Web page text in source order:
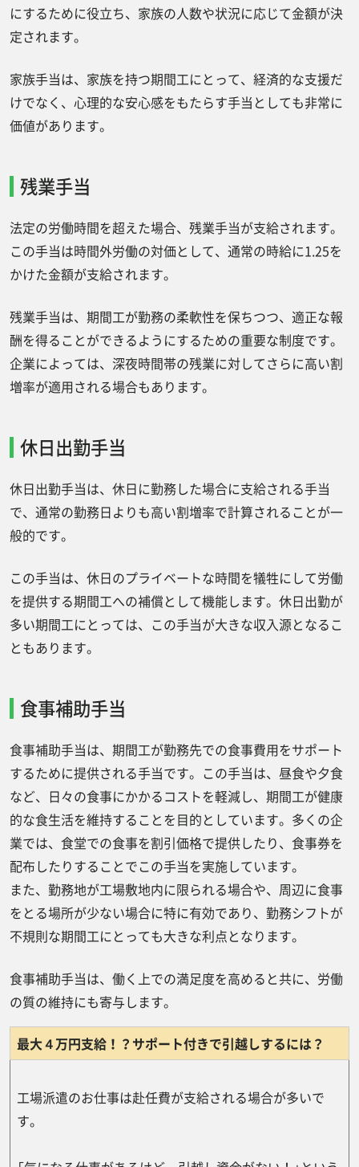
にするために役立ち、家族の人数や状況に応じて金額が決
定されます。
家族手当は、家族を持つ期間工にとって、経済的な支援だ
けでなく、心理的な安心感をもたらす手当としても非常に
価値があります。
残業手当
法定の労働時間を超えた場合、残業手当が支給されます。
この手当は時間外労働の対価として、通常の時給に1.25を
かけた金額が支給されます。
残業手当は、期間工が勤務の柔軟性を保ちつつ、適正な報
酬を得ることができるようにするための重要な制度です。
企業によっては、深夜時間帯の残業に対してさらに高い割
増率が適用される場合もあります。
休日出勤手当
休日出勤手当は、休日に勤務した場合に支給される手当
で、通常の勤務日よりも高い割増率で計算されることが一
般的です。
この手当は、休日のプライベートな時間を犠牲にして労働
を提供する期間工への補償として機能します。休日出勤が
多い期間工にとっては、この手当が大きな収入源となるこ
ともあります。
食事補助手当
食事補助手当は、期間工が勤務先での食事費用をサポート
するために提供される手当です。この手当は、昼食や夕食
など、日々の食事にかかるコストを軽減し、期間工が健康
的な食生活を維持することを目的としています。多くの企
業では、食堂での食事を割引価格で提供したり、食事券を
配布したりすることでこの手当を実施しています。
また、勤務地が工場敷地内に限られる場合や、周辺に食事
をとる場所が少ない場合に特に有効であり、勤務シフトが
不規則な期間工にとっても大きな利点となります。
食事補助手当は、働く上での満足度を高めると共に、労働
の質の維持にも寄与します。
最大４万円支給！？サポート付きで引越しするには？
工場派遣のお仕事は赴任費が支給される場合が多いで
す。